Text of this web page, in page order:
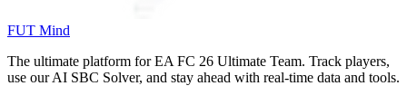
FUT Mind
The ultimate platform for EA FC 26 Ultimate Team. Track players,
use our AI SBC Solver, and stay ahead with real-time data and tools.